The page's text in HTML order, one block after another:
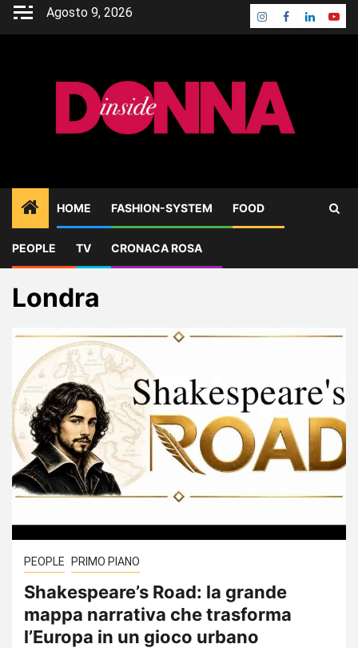
Skip
Agosto 9, 2026 Instagram
Facebook
Linkedin
HOME FASHION-SYSTEM FOOD
PEOPLE TV CRONACA ROSA
Home Blog Londra
Londra
PEOPLE PRIMO PIANO
Shakespeare’s Road: la grande
mappa narrativa che trasforma
l’Europa in un gioco urbano